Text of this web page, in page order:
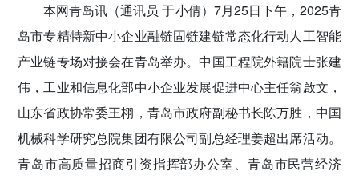
传递党的声音
本网青岛讯（通讯员 于小倩） 7月25日下午，2025青
岛市专精特新中小企业融链固链建链常态化行动人工智能
产业链专场对接会在青岛举办。中国工程院外籍院士张建
伟，工业和信息化部中小企业发展促进中心主任翁啟文，
山东省政协常委王栩，青岛市政府副秘书长陈万胜，中国
机械科学研究总院集团有限公司副总经理姜超出席活动。
青岛市高质量招商引资指挥部办公室、青岛市民营经济